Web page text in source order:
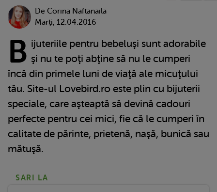
De Corina Naftanaila
Marţi, 12.04.2016
B ijuteriile pentru bebeluşi sunt adorabile
şi nu te poţi abţine să nu le cumperi
încă din primele luni de viaţă ale micuţului
tău. Site-ul Lovebird.ro este plin cu bijuterii
speciale, care aşteaptă să devină cadouri
perfecte pentru cei mici, fie că le cumperi în
calitate de părinte, prietenă, naşă, bunică sau
mătuşă.
SARI LA